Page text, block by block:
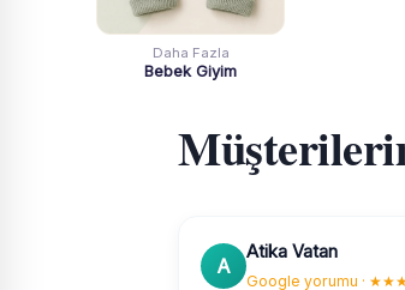
Daha Fazla
Bebek Giyim
A
Atika Vatan
Google yorumu ·